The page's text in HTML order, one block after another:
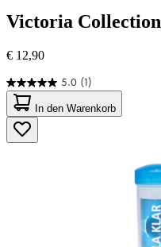
Victoria Collection
€ 12,90
5.0 (1)
5.0
von
5
Sternen.
1
In den Warenkorb